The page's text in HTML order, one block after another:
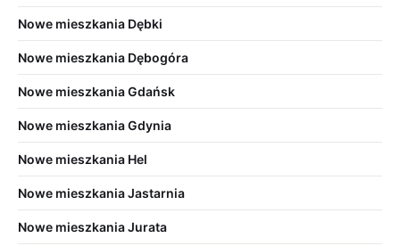
Nowe mieszkania Dębki
Nowe mieszkania Dębogóra
Nowe mieszkania Gdańsk
Nowe mieszkania Gdynia
Nowe mieszkania Hel
Nowe mieszkania Jastarnia
Nowe mieszkania Jurata